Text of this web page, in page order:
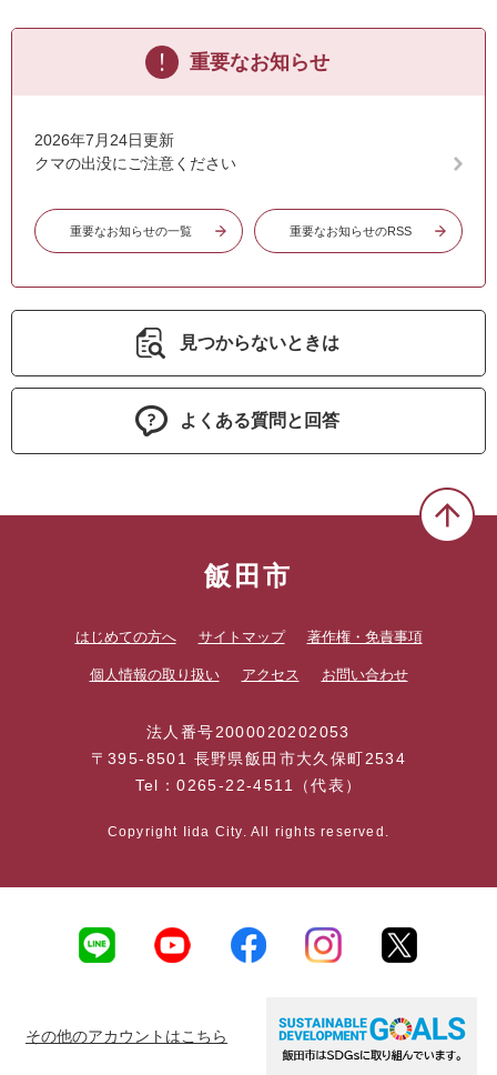
重要なお知らせ
2026年7月24日更新
クマの出没にご注意ください
重要なお知らせの一覧 重要なお知らせのRSS
見つからないときは
よくある質問と回答
飯田市
はじめての方へ サイトマップ 著作権・免責事項
個人情報の取り扱い アクセス お問い合わせ
法人番号2000020202053
〒395-8501 長野県飯田市大久保町2534
Tel：0265-22-4511（代表）
Copyright Iida City. All rights reserved.
その他のアカウントはこちら